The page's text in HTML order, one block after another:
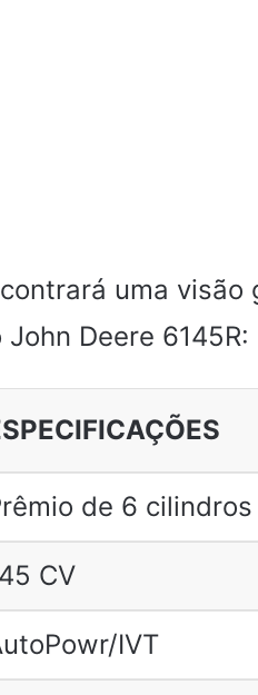
uma visão
Deere 6145R:
de 6 cilindros
CV
IVT